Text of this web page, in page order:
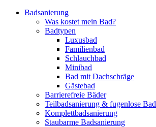
Badsanierung
Was kostet mein Bad?
Badtypen
Luxusbad
Familienbad
Schlauchbad
Minibad
Bad mit Dachschräge
Gästebad
Barrierefreie Bäder
Teilbadsanierung & fugenlose
Komplettbadsanierung
Staubarme Badsanierung